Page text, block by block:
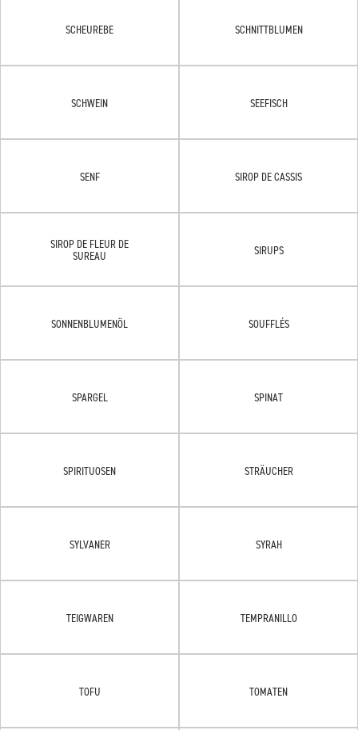
SCHEUREBE SCHNITTBLUMEN
SCHWEIN SEEFISCH
SENF SIROP DE CASSIS
SIROP DE FLEUR DE
SUREAU
SIRUPS
SONNENBLUMENÖL SOUFFLÉS
SPARGEL SPINAT
SPIRITUOSEN STRÄUCHER
SYLVANER SYRAH
TEIGWAREN TEMPRANILLO
TOFU TOMATEN